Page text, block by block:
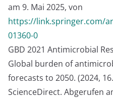
am 9. Mai 2025, von
https://link.springer.com/
01360-0
GBD 2021 Antimicrobial
Global burden of
forecasts to 2050. (2024,
ScienceDirect. Abgerufen